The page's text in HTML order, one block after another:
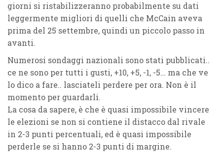
giorni si ristabilizzeranno probabilmente su dati
leggermente migliori di quelli che McCain aveva
prima del 25 settembre, quindi un piccolo passo in
avanti.
Numerosi sondaggi nazionali sono stati pubblicati..
ce ne sono per tutti i gusti, +10, +5, -1, -5… ma che ve
lo dico a fare.. lasciateli perdere per ora. Non è il
momento per guardarli.
La cosa da sapere, è che è quasi impossibile vincere
le elezioni se non si contiene il distacco dal rivale
in 2-3 punti percentuali, ed è quasi impossibile
perderle se si hanno 2-3 punti di margine.